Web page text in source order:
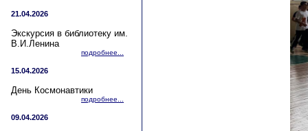
21.04.2026
Экскурсия в библиотеку им.
В.И.Ленина
подробнее...
15.04.2026
День Космонавтики
подробнее...
09.04.2026